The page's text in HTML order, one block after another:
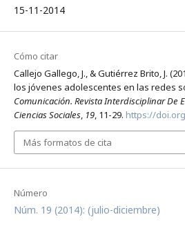
15-11-2014
Número
Núm. 19 (2014): (julio-diciembre)
Cómo citar
Callejo Gallego, J., & Gutiérrez Brito, J.
los jóvenes adolescentes en las redes
Comunicación. Revista Interdisciplinar De
Ciencias Sociales, 19, 11-29. https://
Más formatos de cita